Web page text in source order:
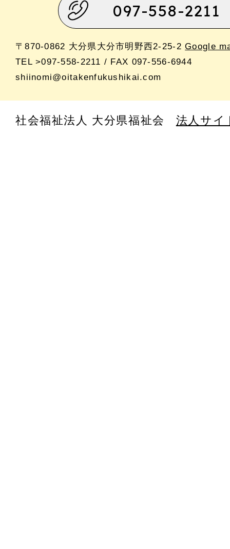
097-558-2211
〒870-0862 大分県大分市明野西2-25-2Google
TEL >097-558-2211 / FAX 097-556-6944
shiinomi@oitakenfukushikai.com
社会福祉法人 大分県福祉会 法人サイ